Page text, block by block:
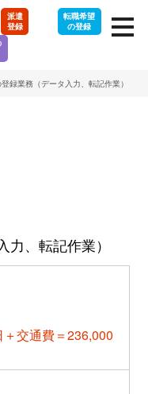
派遣
登録
転職希望
の登録
録業務（データ入力、転記作業）
、転記作業）
交通費＝236,000